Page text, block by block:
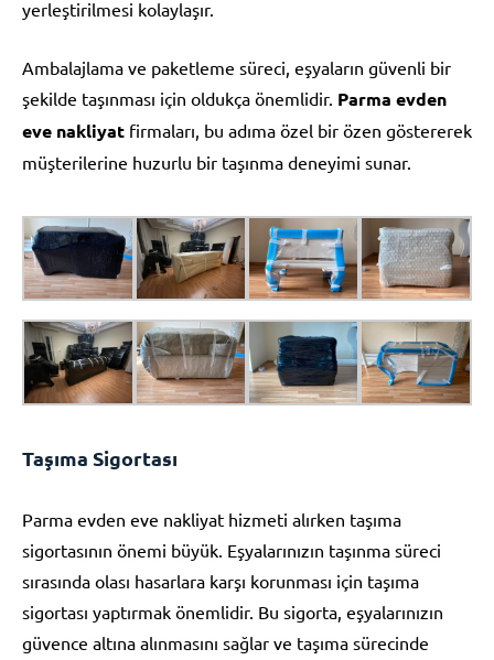
yerleştirilmesi kolaylaşır.
Ambalajlama ve paketleme süreci, eşyaların güvenli bir
şekilde taşınması için oldukça önemlidir. Parma evden
eve nakliyat firmaları, bu adıma özel bir özen göstererek
müşterilerine huzurlu bir taşınma deneyimi sunar.
Taşıma Sigortası
Parma evden eve nakliyat hizmeti alırken taşıma
sigortasının önemi büyük. Eşyalarınızın taşınma süreci
sırasında olası hasarlara karşı korunması için taşıma
sigortası yaptırmak önemlidir. Bu sigorta, eşyalarınızın
güvence altına alınmasını sağlar ve taşıma sürecinde